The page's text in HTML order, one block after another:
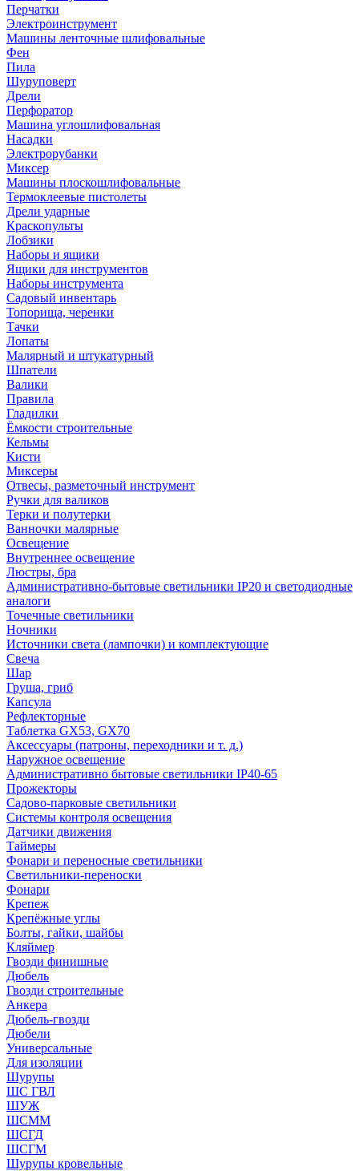
Перчатки
Электроинструмент
Машины ленточные шлифовальные
Фен
Пила
Шуруповерт
Дрели
Перфоратор
Машина углошлифовальная
Насадки
Электрорубанки
Миксер
Машины плоскошлифовальные
Термоклеевые пистолеты
Дрели ударные
Краскопульты
Лобзики
Наборы и ящики
Ящики для инструментов
Наборы инструмента
Садовый инвентарь
Топорища, черенки
Тачки
Лопаты
Малярный и штукатурный
Шпатели
Валики
Правила
Гладилки
Ёмкости строительные
Кельмы
Кисти
Миксеры
Отвесы, разметочный инструмент
Ручки для валиков
Терки и полутерки
Ванночки малярные
Освещение
Внутреннее освещение
Люстры, бра
Административно-бытовые светильники IP20 и светодиодные
аналоги
Точечные светильники
Ночники
Источники света (лампочки) и комплектующие
Свеча
Шар
Груша, гриб
Капсула
Рефлекторные
Таблетка GX53, GX70
Аксессуары (патроны, переходники и т. д.)
Наружное освещение
Административно бытовые светильники IP40-65
Прожекторы
Садово-парковые светильники
Системы контроля освещения
Датчики движения
Таймеры
Фонари и переносные светильники
Светильники-переноски
Фонари
Крепеж
Крепёжные углы
Болты, гайки, шайбы
Кляймер
Гвозди финишные
Дюбель
Гвозди строительные
Анкера
Дюбель-гвозди
Дюбели
Универсальные
Для изоляции
Шурупы
ШС ГВЛ
ШУЖ
ШСММ
ШСГД
ШСГМ
Шурупы кровельные